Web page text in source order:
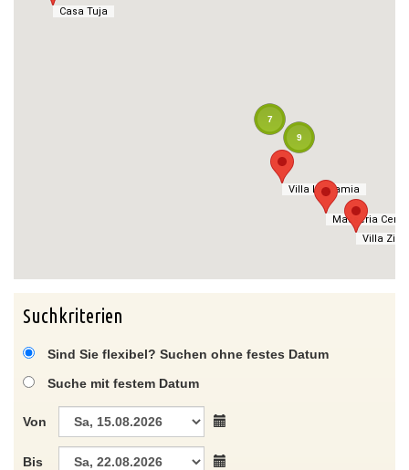
Masseria
Villa
Casa Tuja
Villa La Samia
7
Masseria
Villa
9
Casa Tuja
Villa La Samia
Suchkriterien
Sind Sie flexibel? Suchen ohne festes Datum
Suche mit festem Datum
Von
Bis